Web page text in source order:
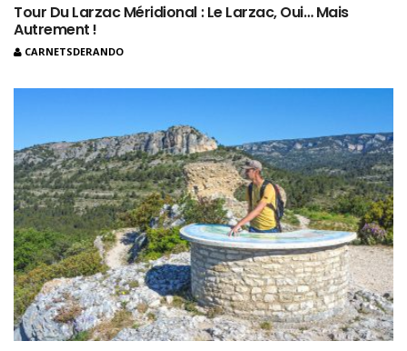
Tour Du Larzac Méridional : Le Larzac, Oui… Mais
Autrement !
CARNETSDERANDO